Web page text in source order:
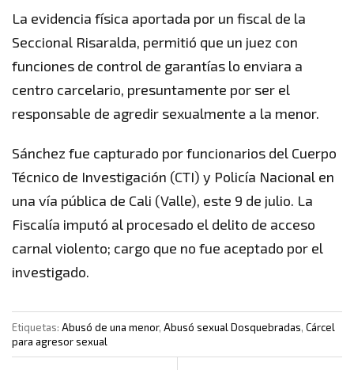
La evidencia física aportada por un fiscal de la
Seccional Risaralda, permitió que un juez con
funciones de control de garantías lo enviara a
centro carcelario, presuntamente por ser el
responsable de agredir sexualmente a la menor.
Sánchez fue capturado por funcionarios del Cuerpo
Técnico de Investigación (CTI) y Policía Nacional en
una vía pública de Cali (Valle), este 9 de julio. La
Fiscalía imputó al procesado el delito de acceso
carnal violento; cargo que no fue aceptado por el
investigado.
Etiquetas: Abusó de una menor, Abusó sexual Dosquebradas, Cárcel
para agresor sexual